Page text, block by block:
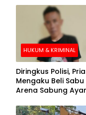
HUKUM & KRIMINAL
Diringkus Polisi,
Mengaku Beli Sabu
Arena Sabung